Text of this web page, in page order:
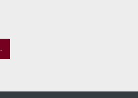
НЕВСКОГО